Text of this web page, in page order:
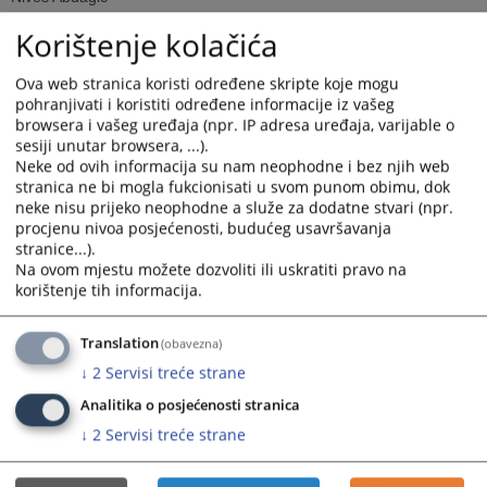
Emina Kurtović-Sabljica
Emina Tahirović
Gordana Mičović
Gordana Stojaković
Altijana Šeta
Zinaida Mešković
Edina Kršlak
Smajo Šabić
Dubravka Krajišnik
Admira Sejranić
Korištenje kolačića
Ova web stranica koristi određene skripte koje mogu
pohranjivati i koristiti određene informacije iz vašeg
browsera i vašeg uređaja (npr. IP adresa uređaja, varijable o
sesiji unutar browsera, ...).
Neke od ovih informacija su nam neophodne i bez njih web
stranica ne bi mogla fukcionisati u svom punom obimu, dok
neke nisu prijeko neophodne a služe za dodatne stvari (npr.
procjenu nivoa posjećenosti, budućeg usavršavanja
stranice...).
Na ovom mjestu možete dozvoliti ili uskratiti pravo na
korištenje tih informacija.
Translation(obavezna)
↓ 2 Servisi treće strane
Analitika o posjećenosti stranica
↓ 2 Servisi treće strane